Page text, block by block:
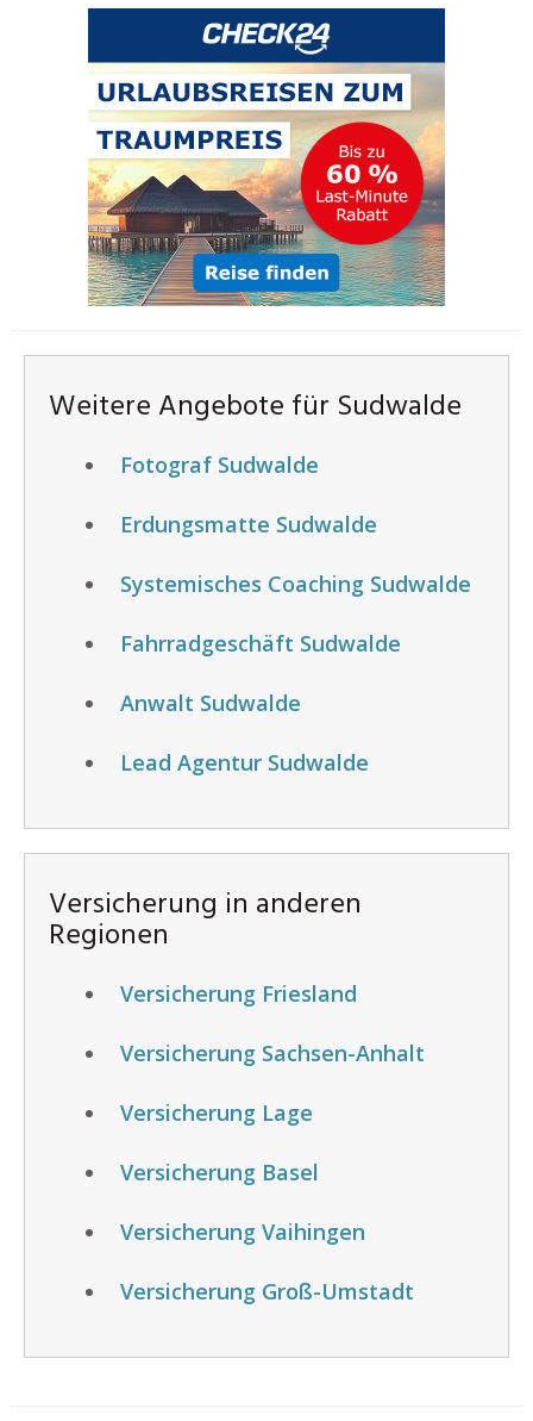
Weitere Angebote für Sudwalde
Fotograf Sudwalde
Erdungsmatte Sudwalde
Systemisches Coaching Sudwalde
Fahrradgeschäft Sudwalde
Anwalt Sudwalde
Lead Agentur Sudwalde
Versicherung in anderen
Regionen
Versicherung Friesland
Versicherung Sachsen-Anhalt
Versicherung Lage
Versicherung Basel
Versicherung Vaihingen
Versicherung Groß-Umstadt